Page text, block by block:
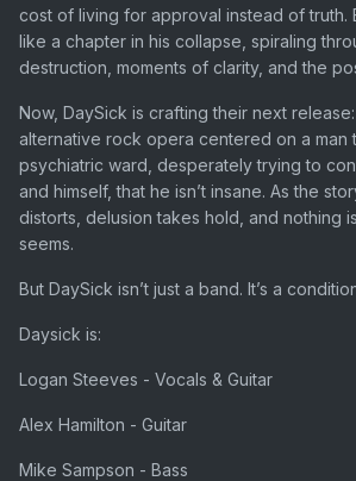
cost of living for approval instead of truth.
like a chapter in his collapse, spiraling
destruction, moments of clarity, and the
Now, DaySick is crafting their next
alternative rock opera centered on a man
psychiatric ward, desperately trying to
and himself, that he isn’t insane. As the
distorts, delusion takes hold, and nothing
seems.
But DaySick isn’t just a band. It’s a
Daysick is:
Logan Steeves - Vocals & Guitar
Alex Hamilton - Guitar
Mike Sampson - Bass